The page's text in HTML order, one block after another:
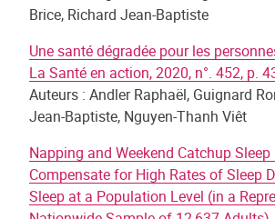
Brice, Richard Jean-Baptiste
Une santé dégradée pour les
La Santé en action, 2020, n°. 452, p.
Auteurs : Andler Raphaël, Guignard
Jean-Baptiste, Nguyen-Thanh Viêt
Napping and Weekend Catchup
Compensate for High Rates of Sleep
Sleep at a Population Level (in a